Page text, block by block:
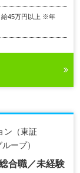
45万円以上 ※年
ン（東証
ープ）
合職／未経験